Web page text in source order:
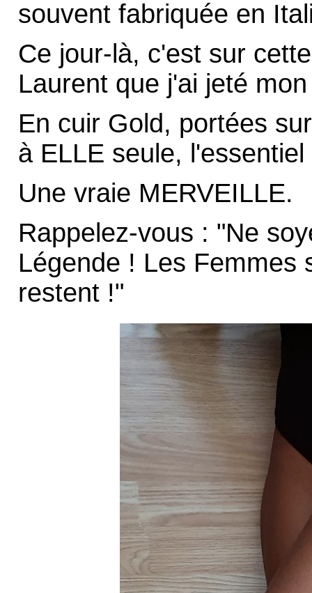
souvent fabriquée en
Ce jour-là, c'est sur
Laurent que j'ai jeté
En cuir Gold, portées
à ELLE seule,
Une vraie MERVEILLE.
Rappelez-vous : "Ne
Légende ! Les Femmes
restent !"